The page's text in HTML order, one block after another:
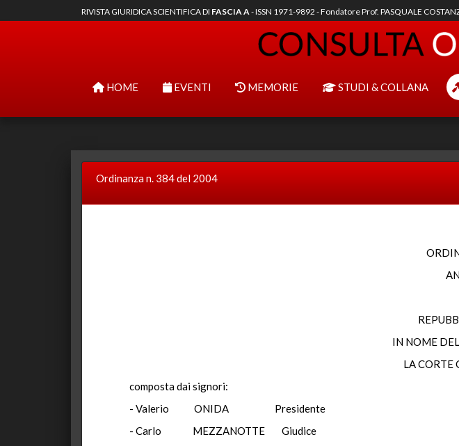
RIVISTA GIURIDICA SCIENTIFICA DI FASCIA A- ISSN 1971-9892 - Fondatore Prof. PASQUALE
HOME EVENTI MEMORIE STUDI & COLLANA
Ordinanza n. 384 del 2004
IN NOME
LA CORTE
composta dai signori:
- Valerio ONIDA Presidente
- Carlo MEZZANOTTE Giudice